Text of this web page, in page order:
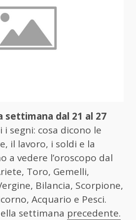
settimana dal 21 al 27
segni: cosa dicono le
il lavoro, i soldi e la
a vedere l’oroscopo dal
Toro, Gemelli,
Bilancia, Scorpione,
Acquario e Pesci.
settimana precedente.